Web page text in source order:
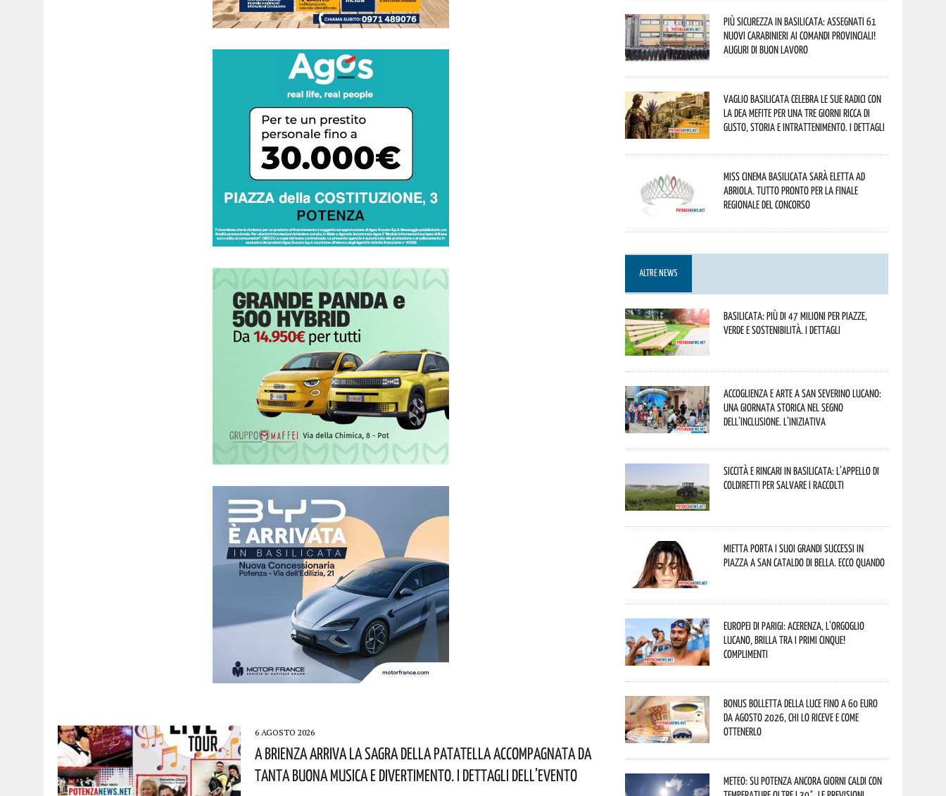
6 AGOSTO 2026
A Brienza Arriva La Sagra Della Patatella Accompagnata Da
Tanta Buona Musica E Divertimento. I Dettagli Dell’evento
Più sicurezza in Basilicata: assegnati 61
nuovi Carabinieri ai Comandi provinciali!
Auguri di buon lavoro
Vaglio Basilicata celebra le sue radici con
la Dea Mefite per una tre giorni ricca di
gusto, storia e intrattenimento. I dettagli
Miss Cinema Basilicata sarà eletta ad
Abriola. Tutto pronto per la finale
regionale del concorso
ALTRE NEWS
Basilicata: più di 47 milioni per piazze,
verde e sostenibilità. I dettagli
Accoglienza e arte a San Severino Lucano:
una giornata storica nel segno
dell’inclusione. L’iniziativa
Siccità e rincari in Basilicata: l’appello di
Coldiretti per salvare i raccolti
Mietta porta i suoi grandi successi in
piazza a San Cataldo di Bella. Ecco quando
Europei di Parigi: Acerenza, l’orgoglio
lucano, brilla tra i primi cinque!
Complimenti
Bonus bolletta della luce fino a 60 euro
da agosto 2026, chi lo riceve e come
ottenerlo
Meteo: su Potenza ancora giorni caldi con